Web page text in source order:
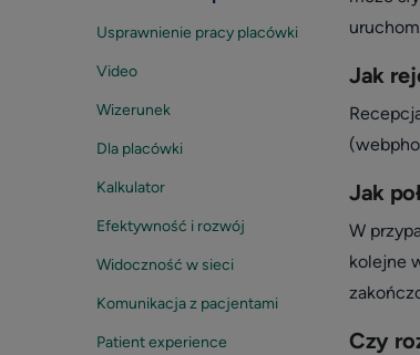
Usprawnienie pracy placówki
Video
Wizerunek
Dla placówki
Kalkulator
Efektywność i rozwój
Widoczność w sieci
Komunikacja z pacjentami
Patient experience
Jak
Jak
W
kolejne
Czy